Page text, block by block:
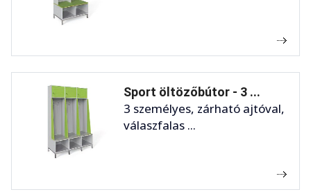
Sport öltözőbútor - 3 ...
3 személyes, zárható ajtóval,
válaszfalas ...